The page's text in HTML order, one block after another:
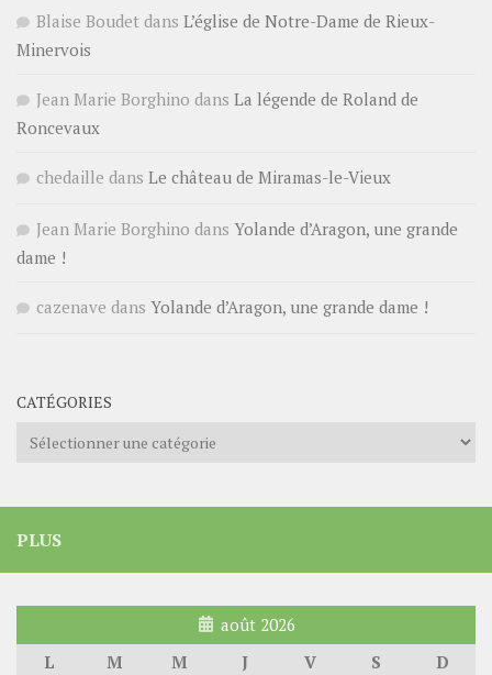
Blaise Boudet dans L’église de Notre-Dame de Rieux-
Minervois
Jean Marie Borghino dans La légende de Roland de
Roncevaux
chedaille dans Le château de Miramas-le-Vieux
Jean Marie Borghino dans Yolande d’Aragon, une grande
dame !
cazenave dans Yolande d’Aragon, une grande dame !
CATÉGORIES
Catégories
PLUS
août 2026
L
M M J V S
D